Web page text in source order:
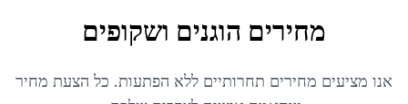
מחירים הוגנים ושקופים
אנו מציעים מחירים תחרותיים ללא הפתעות. כל הצעת מחיר